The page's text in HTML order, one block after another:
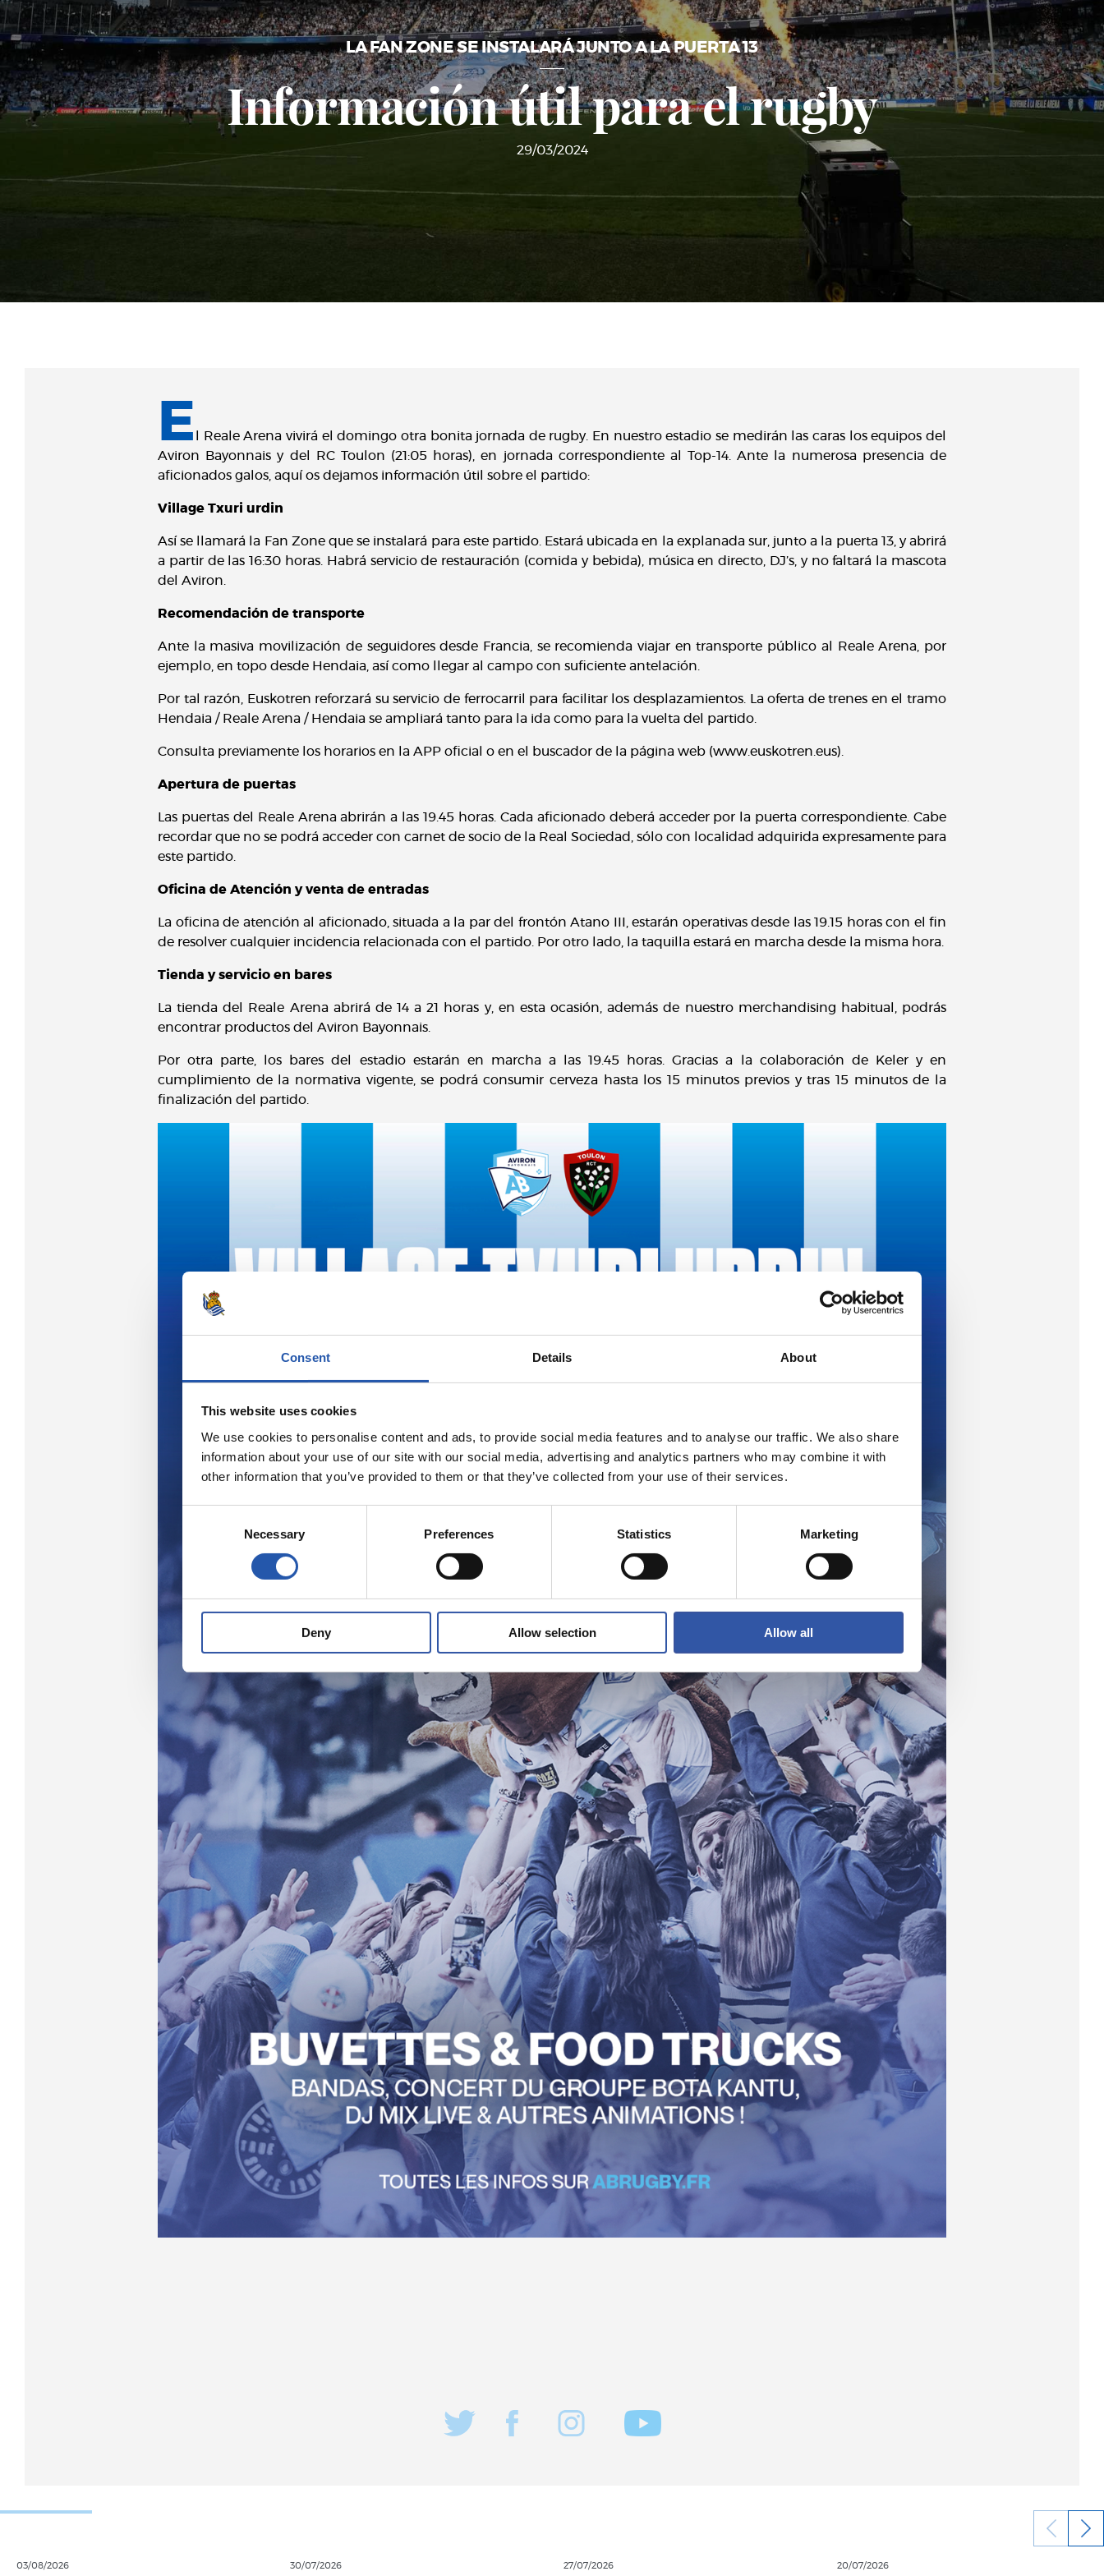
Consent Details About
This website uses cookies
We use cookies to personalise content and ads, to provide social media features and to analyse our traffic. We also share
information about your use of our site with our social media, advertising and analytics partners who may combine it with
other information that you’ve provided to them or that they’ve collected from your use of their services.
Necessary Preferences Statistics Marketing
Deny Allow selection Allow all
LA FAN ZONE SE INSTALARÁ JUNTO A LA PUERTA 13
Información útil para el rugby
29/03/2024
E
l Reale Arena vivirá el domingo otra bonita jornada de rugby. En nuestro estadio se medirán las caras los equipos del
Aviron Bayonnais y del RC Toulon (21:05 horas), en jornada correspondiente al Top-14. Ante la numerosa presencia de
aficionados galos, aquí os dejamos información útil sobre el partido:
Village Txuri urdin
Así se llamará la Fan Zone que se instalará para este partido. Estará ubicada en la explanada sur, junto a la puerta 13, y abrirá
a partir de las 16:30 horas. Habrá servicio de restauración (comida y bebida), música en directo, DJ’s, y no faltará la mascota
del Aviron.
Recomendación de transporte
Ante la masiva movilización de seguidores desde Francia, se recomienda viajar en transporte público al Reale Arena, por
ejemplo, en topo desde Hendaia, así como llegar al campo con suficiente antelación.
Por tal razón, Euskotren reforzará su servicio de ferrocarril para facilitar los desplazamientos. La oferta de trenes en el tramo
Hendaia / Reale Arena / Hendaia se ampliará tanto para la ida como para la vuelta del partido.
Consulta previamente los horarios en la APP oficial o en el buscador de la página web (www.euskotren.eus).
Apertura de puertas
Las puertas del Reale Arena abrirán a las 19.45 horas. Cada aficionado deberá acceder por la puerta correspondiente. Cabe
recordar que no se podrá acceder con carnet de socio de la Real Sociedad, sólo con localidad adquirida expresamente para
este partido.
Oficina de Atención y venta de entradas
La oficina de atención al aficionado, situada a la par del frontón Atano III, estarán operativas desde las 19.15 horas con el fin
de resolver cualquier incidencia relacionada con el partido. Por otro lado, la taquilla estará en marcha desde la misma hora.
Tienda y servicio en bares
La tienda del Reale Arena abrirá de 14 a 21 horas y, en esta ocasión, además de nuestro merchandising habitual, podrás
encontrar productos del Aviron Bayonnais.
Por otra parte, los bares del estadio estarán en marcha a las 19.45 horas. Gracias a la colaboración de Keler y en
cumplimiento de la normativa vigente, se podrá consumir cerveza hasta los 15 minutos previos y tras 15 minutos de la
finalización del partido.
03/08/2026 30/07/2026 27/07/2026 20/07/2026